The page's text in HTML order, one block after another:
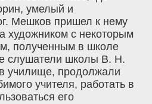
умелый и
Мешков пришел к нему
художником с некоторым
полученным в школе
слушатели школы В. Н.
училище, продолжали
учителя, работать в
его